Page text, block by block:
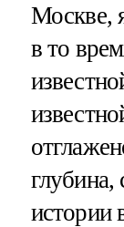
Москве,
в то
глубина,
истории